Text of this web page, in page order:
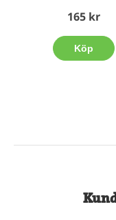
165 kr
Köp